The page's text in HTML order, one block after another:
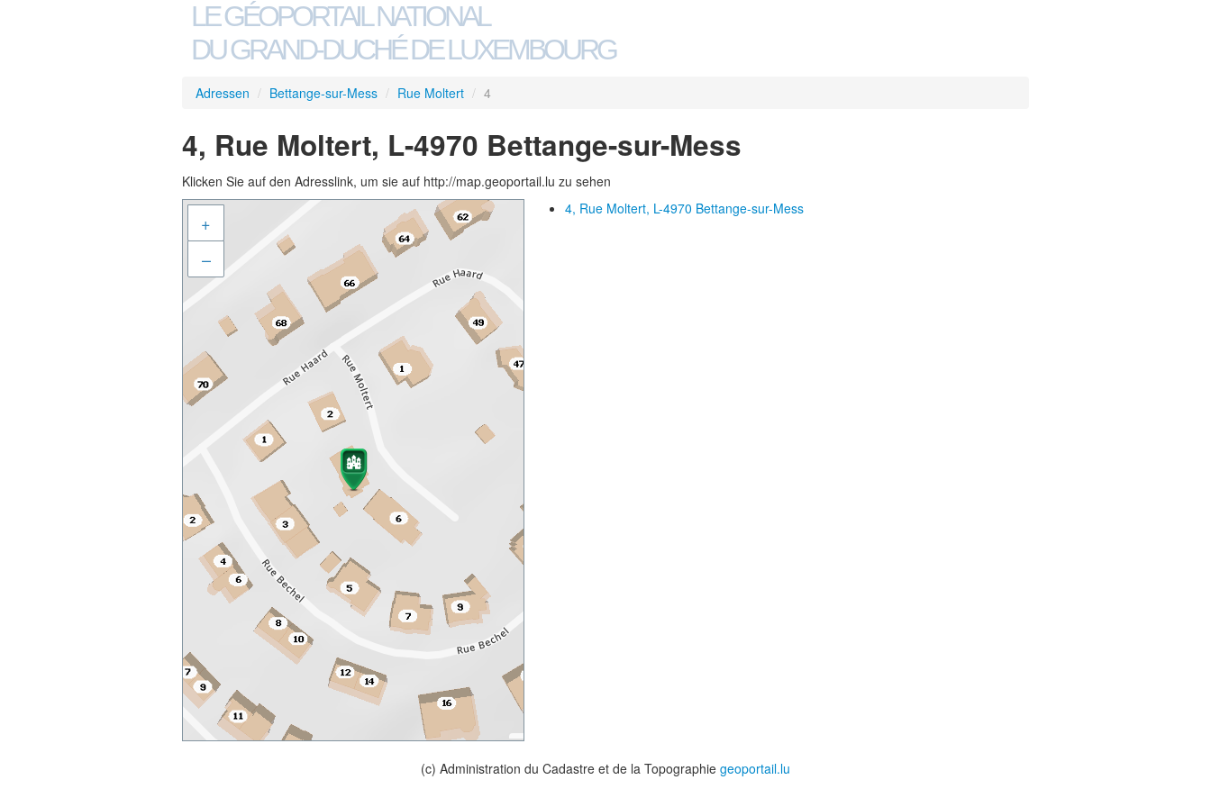
LE GÉOPORTAIL NATIONAL
DU GRAND-DUCHÉ DE LUXEMBOURG
Adressen / Bettange-sur-Mess / Rue Moltert / 4
4, Rue Moltert, L-4970 Bettange-sur-Mess
Klicken Sie auf den Adresslink, um sie auf http://map.geoportail.lu zu sehen
+
–
4, Rue Moltert, L-4970 Bettange-sur-Mess
(c) Administration du Cadastre et de la Topographie geoportail.lu